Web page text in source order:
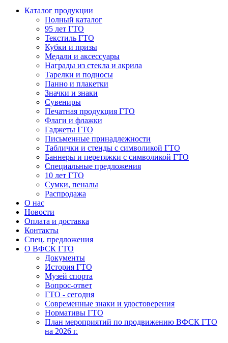
Каталог продукции
Полный каталог
95 лет ГТО
Текстиль ГТО
Кубки и призы
Медали и аксессуары
Награды из стекла и акрила
Тарелки и подносы
Панно и плакетки
Значки и знаки
Сувениры
Печатная продукция ГТО
Флаги и флажки
Гаджеты ГТО
Письменные принадлежности
Таблички и стенды с символикой ГТО
Баннеры и перетяжки с символикой ГТО
Специальные предложения
10 лет ГТО
Сумки, пеналы
Распродажа
О нас
Новости
Оплата и доставка
Контакты
Спец. предложения
О ВФСК ГТО
Документы
История ГТО
Музей спорта
Вопрос-ответ
ГТО - сегодня
Современные знаки и удостоверения
Нормативы ГТО
План мероприятий по продвижению ВФСК ГТО
на 2026 г.